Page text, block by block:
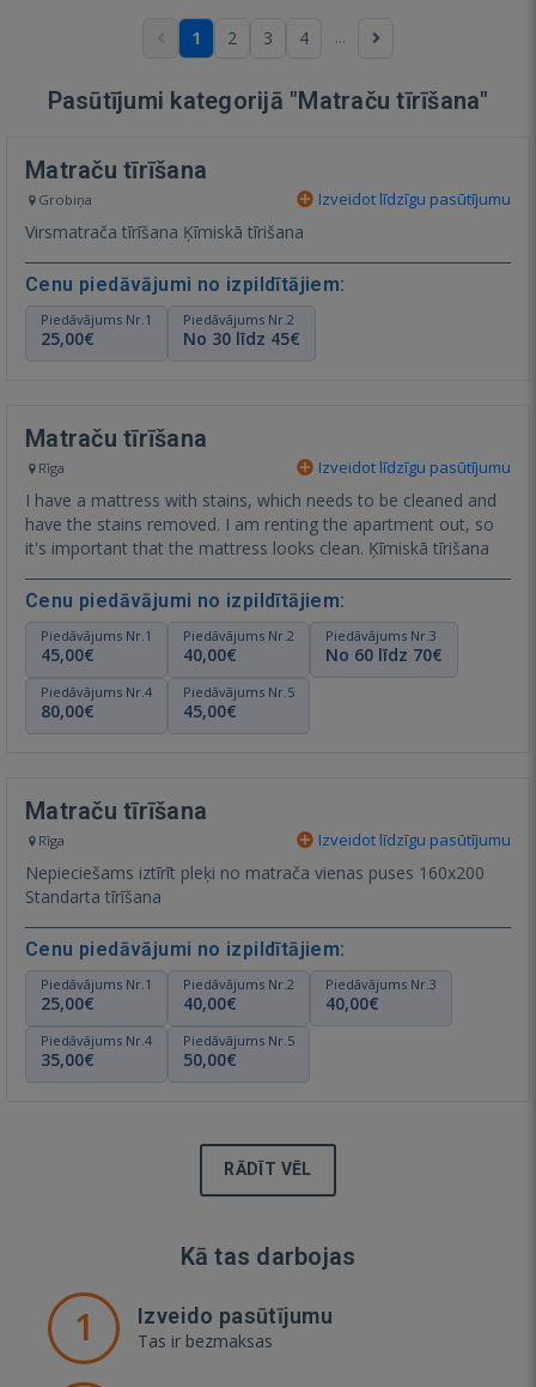
1 2 3 4 ...
Pasūtījumi kategorijā "Matraču tīrīšana"
Matraču tīrīšana
Grobiņa Izveidot līdzīgu pasūtījumu
Virsmatrača tīrīšana Ķīmiskā tīrišana
Cenu piedāvājumi no izpildītājiem:
Piedāvājums Nr.1
25,00€
Piedāvājums Nr.2
No 30 līdz 45€
Matraču tīrīšana
Rīga Izveidot līdzīgu pasūtījumu
I have a mattress with stains, which needs to be cleaned and
have the stains removed. I am renting the apartment out, so
it's important that the mattress looks clean. Ķīmiskā tīrišana
Cenu piedāvājumi no izpildītājiem:
Piedāvājums Nr.1
45,00€
Piedāvājums Nr.2
40,00€
Piedāvājums Nr.3
No 60 līdz 70€
Piedāvājums Nr.4
80,00€
Piedāvājums Nr.5
45,00€
Matraču tīrīšana
Rīga Izveidot līdzīgu pasūtījumu
Nepieciešams iztīrīt pleķi no matrača vienas puses 160x200
Standarta tīrīšana
Cenu piedāvājumi no izpildītājiem:
Piedāvājums Nr.1
25,00€
Piedāvājums Nr.2
40,00€
Piedāvājums Nr.3
40,00€
Piedāvājums Nr.4
35,00€
Piedāvājums Nr.5
50,00€
RĀDĪT VĒL
Kā tas darbojas
1 Izveido pasūtījumu
Tas ir bezmaksas